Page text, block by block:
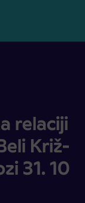
Beli Križ-
relaciji
Križ-
31. 10